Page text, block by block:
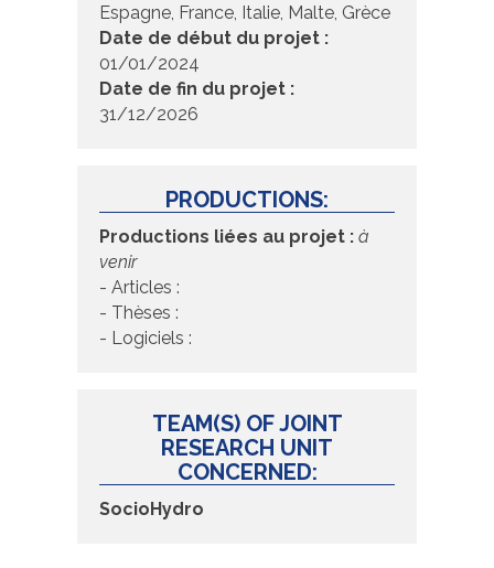
Espagne, France, Italie, Malte, Grèce
Date de début du projet :
01/01/2024
Date de fin du projet :
31/12/2026
PRODUCTIONS:
Productions liées au projet : à
venir
- Articles :
- Thèses :
- Logiciels :
TEAM(S) OF JOINT
RESEARCH UNIT
CONCERNED:
SocioHydro